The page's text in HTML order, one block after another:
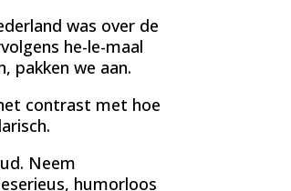
was over de
he-le-maal
pakken we aan.
contrast met hoe
Neem
humorloos